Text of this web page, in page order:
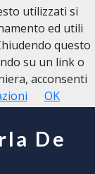
De
utilizzati si
ed utili
questo
su un link o
acconsenti
OK